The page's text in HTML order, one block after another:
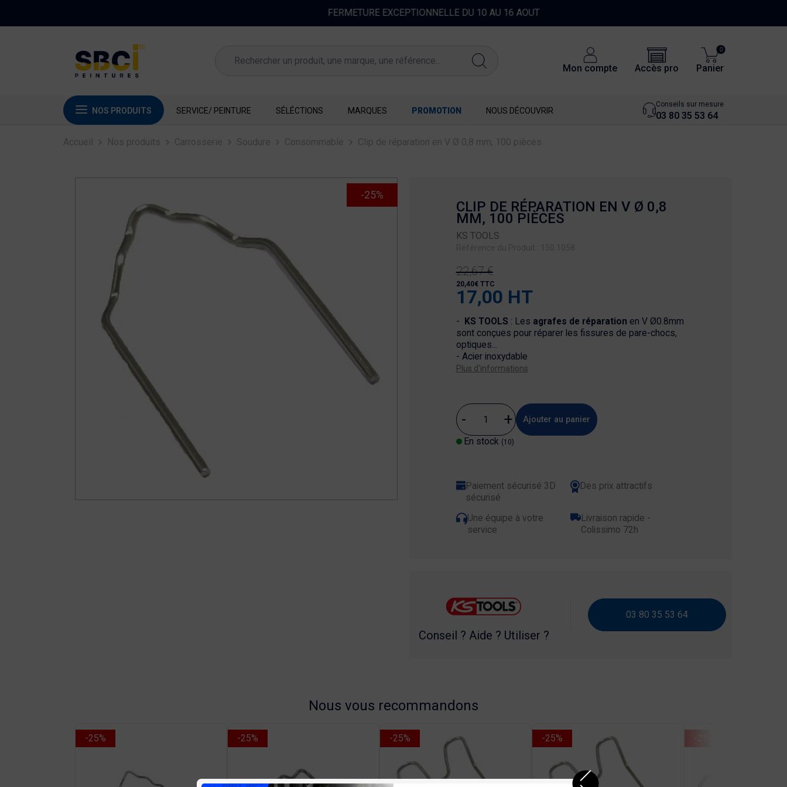
FERMETURE EXCEPTIONNELLE DU 10 AU 16 AOUT
Mon compte Panier
0
Accès pro
NOS PRODUITS SERVICE/ PEINTURE SÉLÉCTIONS MARQUES PROMOTION NOUS DÉCOUVRIR
Conseils sur mesure
03 80 35 53 64
Accueil Nos produits Carrosserie Soudure Consommable Clip de réparation en V Ø 0,8 mm, 100 pièces
-25%
CLIP DE RÉPARATION EN V Ø 0,8
MM, 100 PIÈCES
KS TOOLS
22,67 €
17,00 HT
20,40€ TTC
- KS TOOLS : Les agrafes de réparation en V Ø0.8mm
sont conçues pour réparer les fissures de pare-chocs,
optiques...
- Acier inoxydable
Plus d'informations
Ajouter au panier
En stock (10)
Paiement sécurisé 3D
sécurisé
Des prix attractifs
Une équipe à votre
service
Livraison rapide -
Colissimo 72h
Conseil ? Aide ? Utiliser ?
03 80 35 53 64
Nous vous recommandons
-25% -25% -25% -25%